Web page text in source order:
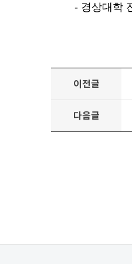
- 경상대학
이전글
다음글